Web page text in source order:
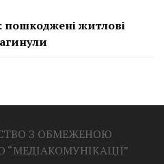
пошкоджені житлові
З ОБМЕЖЕНОЮ
“МЕДІАКОМУНІКАЦІЇ”